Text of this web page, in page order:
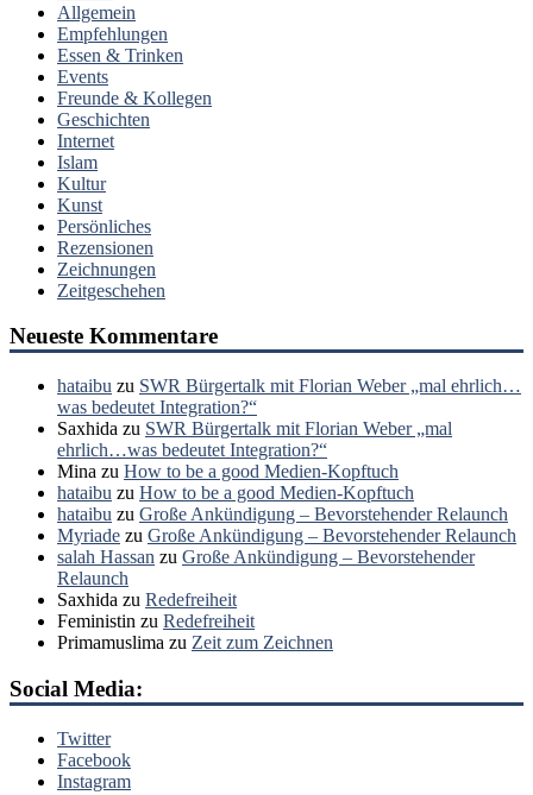
Allgemein
Empfehlungen
Essen & Trinken
Events
Freunde & Kollegen
Geschichten
Internet
Islam
Kultur
Kunst
Persönliches
Rezensionen
Zeichnungen
Zeitgeschehen
Neueste Kommentare
hataibu zu SWR Bürgertalk mit Florian Weber „mal ehrlich…
was bedeutet Integration?“
Saxhida zu SWR Bürgertalk mit Florian Weber „mal
ehrlich…was bedeutet Integration?“
Mina zu How to be a good Medien-Kopftuch
hataibu zu How to be a good Medien-Kopftuch
hataibu zu Große Ankündigung – Bevorstehender Relaunch
Myriade zu Große Ankündigung – Bevorstehender Relaunch
salah Hassan zu Große Ankündigung – Bevorstehender
Relaunch
Saxhida zu Redefreiheit
Feministin zu Redefreiheit
Primamuslima zu Zeit zum Zeichnen
Social Media:
Twitter
Facebook
Instagram